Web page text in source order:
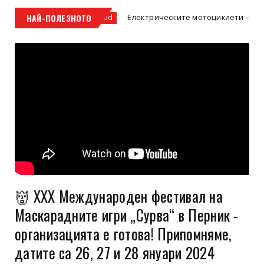
НАЙ-ПОЛЕЗНОТО
Uncategorized Електрическите мотоциклети – бъдещето на
👹 XXX Международен фестивал на
Маскарадните игри „Сурва“ в Перник -
организацията е готова! Припомняме,
датите са 26, 27 и 28 януари 2024